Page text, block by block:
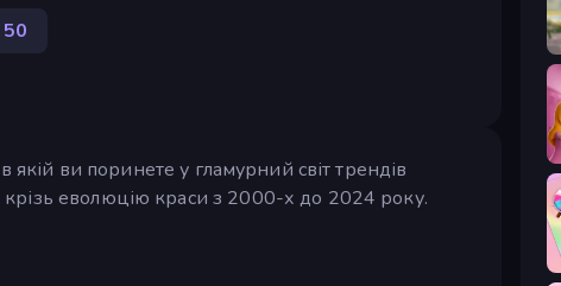
50
якій ви поринете у гламурний світ трендів
еволюцію краси з 2000-х до 2024 року.